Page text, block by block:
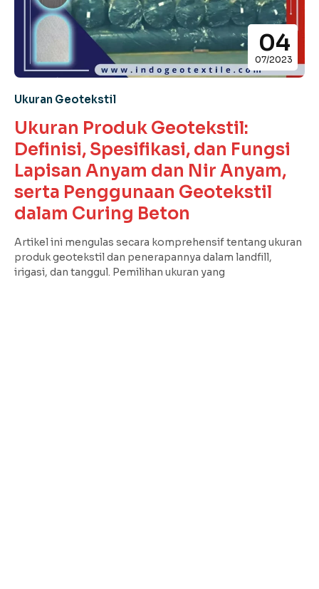
04
07/2023
Ukuran Geotekstil
Ukuran Produk Geotekstil:
Definisi, Spesifikasi, dan Fungsi
Lapisan Anyam dan Nir Anyam,
serta Penggunaan Geotekstil
dalam Curing Beton
Artikel ini mengulas secara komprehensif tentang ukuran
produk geotekstil dan penerapannya dalam landfill,
irigasi, dan tanggul. Pemilihan ukuran yang